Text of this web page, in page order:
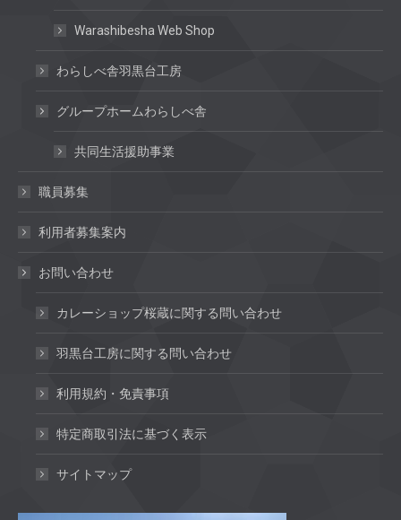
Warashibesha Web Shop
わらしべ舎羽黒台工房
グループホームわらしべ舎
共同生活援助事業
職員募集
利用者募集案内
お問い合わせ
カレーショップ桜蔵に関する問い合わせ
羽黒台工房に関する問い合わせ
利用規約・免責事項
特定商取引法に基づく表示
サイトマップ